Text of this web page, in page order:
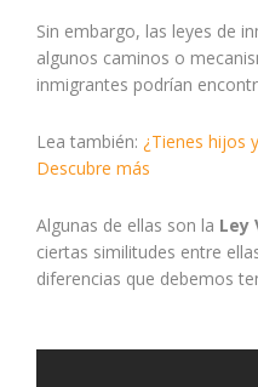
Sin embargo, las leyes de
algunos caminos o
inmigrantes podrían
Lea también: ¿Tienes hijos
Descubre más
Algunas de ellas son la Ley
ciertas similitudes entre
diferencias que debemos